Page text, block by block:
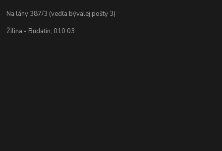
Na lány 387/3 (vedľa bývalej pošty 3)
Žilina - Budatín, 010 03